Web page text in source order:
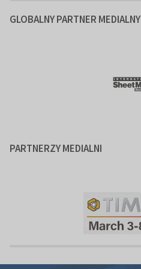
GLOBALNY PARTNER MEDIALNY
PARTNERZY MEDIALNI